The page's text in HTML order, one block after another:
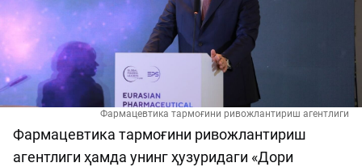
Фармацевтика тармоғини ривожлантириш агентлиги
Фармацевтика тармоғини ривожлантириш
агентлиги ҳамда унинг ҳузуридаги «Дори